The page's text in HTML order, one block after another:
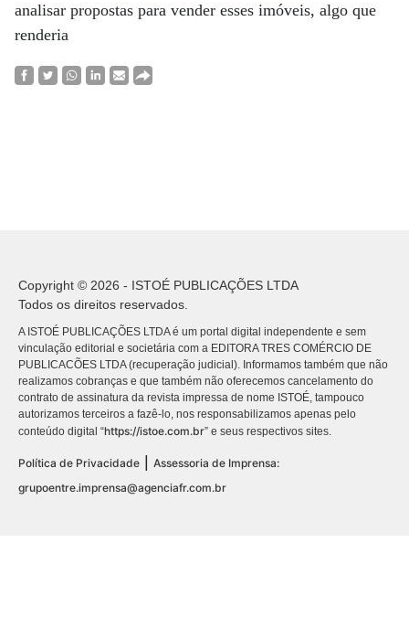
analisar propostas para vender esses imóveis, algo que
renderia
Copyright © 2026 - ISTOÉ PUBLICAÇÕES LTDA
Todos os direitos reservados.
A ISTOÉ PUBLICAÇÕES LTDA é um portal digital independente e sem
vinculação editorial e societária com a EDITORA TRES COMÉRCIO DE
PUBLICACÕES LTDA (recuperação judicial). Informamos também que não
realizamos cobranças e que também não oferecemos cancelamento do
contrato de assinatura da revista impressa de nome ISTOÉ, tampouco
autorizamos terceiros a fazê-lo, nos responsabilizamos apenas pelo
conteúdo digital “https://istoe.com.br” e seus respectivos sites.
Política de Privacidade
Assessoria de Imprensa:
grupoentre.imprensa@agenciafr.com.br